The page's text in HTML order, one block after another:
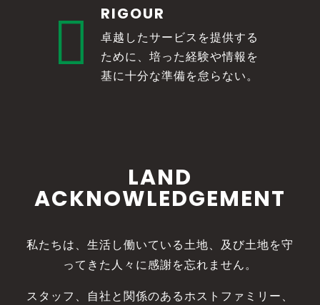
 RIGOUR
卓越したサービスを提供する
ために、培った経験や情報を
基に十分な準備を怠らない。
LAND
ACKNOWLEDGEMENT
私たちは、生活し働いている土地、及び土地を守
ってきた人々に感謝を忘れません。
スタッフ、自社と関係のあるホストファミリー、